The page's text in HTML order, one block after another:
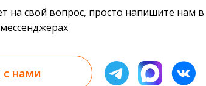
на свой вопрос, просто напишите нам в
с нами